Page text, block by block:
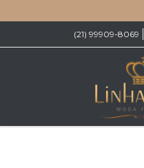
(21) 99909-8069